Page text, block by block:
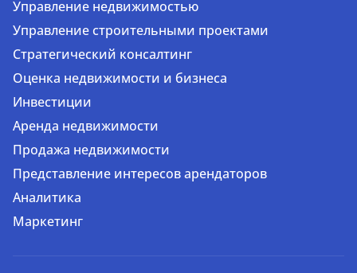
Управление недвижимостью
Управление строительными проектами
Стратегический консалтинг
Оценка недвижимости и бизнеса
Инвестиции
Аренда недвижимости
Продажа недвижимости
Представление интересов арендаторов
Аналитика
Маркетинг